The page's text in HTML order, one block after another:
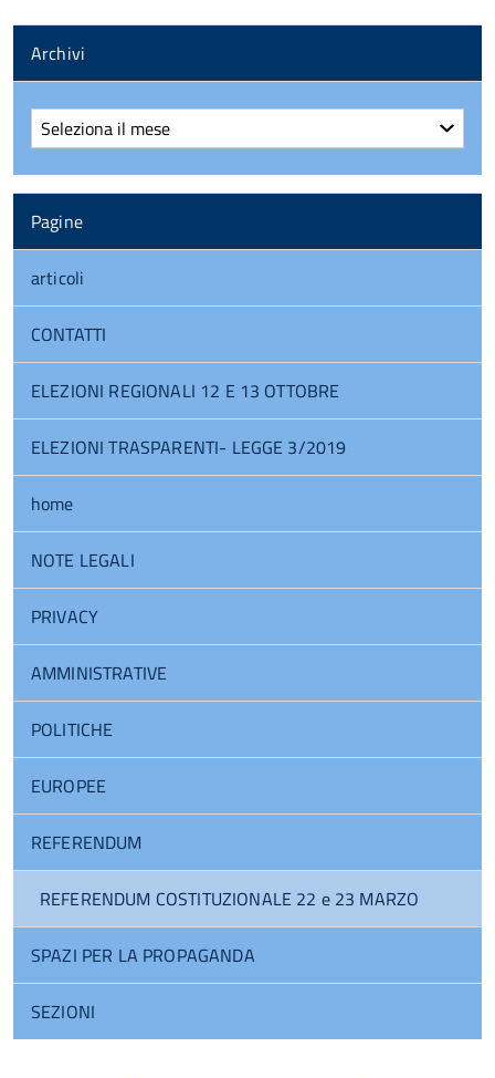
Archivi
Archivi
Pagine
articoli
CONTATTI
ELEZIONI REGIONALI 12 E 13 OTTOBRE
ELEZIONI TRASPARENTI- LEGGE 3/2019
home
NOTE LEGALI
PRIVACY
AMMINISTRATIVE
POLITICHE
EUROPEE
REFERENDUM
REFERENDUM COSTITUZIONALE 22 e 23 MARZO
SPAZI PER LA PROPAGANDA
SEZIONI